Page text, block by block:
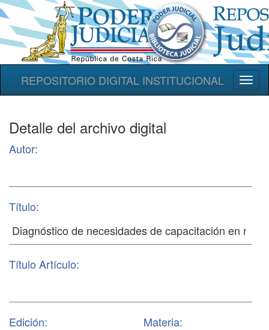
REPOSITORIO DIGITAL INSTITUCIONAL
Detalle del archivo digital
Autor:
Título:
Título Artículo:
Edición: Materia: